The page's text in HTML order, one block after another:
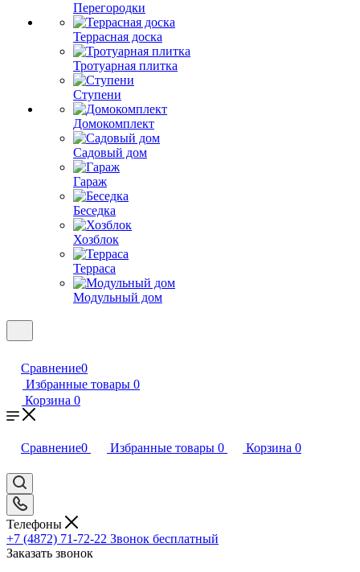
Перегородки
Террасная доска
Тротуарная плитка
Ступени
Домокомплект
Садовый дом
Гараж
Беседка
Хозблок
Терраса
Модульный дом
Сравнение0
Избранные товары 0
Корзина 0
Сравнение0 Избранные товары 0 Корзина 0
Телефоны
+7 (4872) 71-72-22 Звонок бесплатный
Заказать звонок